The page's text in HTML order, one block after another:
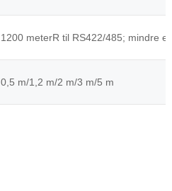
1200 meterR til RS422/485; mindre
0,5 m/1,2 m/2 m/3 m/5 m